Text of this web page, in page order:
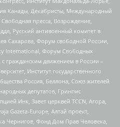
Канады, Декабристы, Международный
пресса, Возрождение,
Русский антивоенный комитет в
Сахарова, Форум свободной России,
International, Форум Свободных
гражданским движением в России –
Институт государственного
Россия, Беллона, Союз жителей
депутатов, Гринпис
Инк, Завет церквей TCCN, Агора,
Gazeta-Europe, Алтай проект,
Чернигов, Фонд Дом Прав Человека,